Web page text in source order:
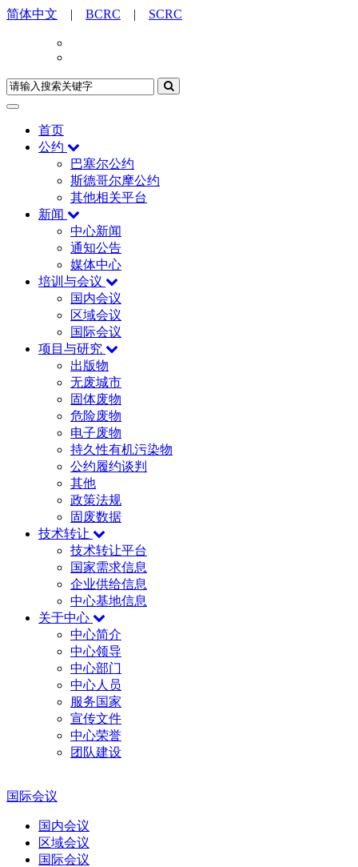
简体中文 | BCRC | SCRC
首页
公约
巴塞尔公约
斯德哥尔摩公约
其他相关平台
新闻
中心新闻
通知公告
媒体中心
培训与会议
国内会议
区域会议
国际会议
项目与研究
出版物
无废城市
固体废物
危险废物
电子废物
持久性有机污染物
公约履约谈判
其他
政策法规
固废数据
技术转让
技术转让平台
国家需求信息
企业供给信息
中心基地信息
关于中心
中心简介
中心领导
中心部门
中心人员
服务国家
宣传文件
中心荣誉
团队建设
国际会议
国内会议
区域会议
国际会议